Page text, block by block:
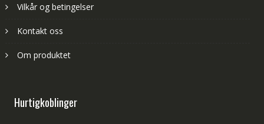
Vilkår og betingelser
Kontakt oss
Om produktet
Hurtigkoblinger